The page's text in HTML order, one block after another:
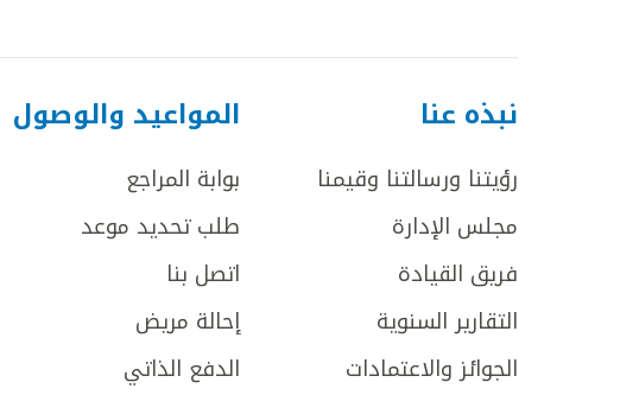
نبذه عنا
رؤيتنا ورسالتنا وقيمنا
مجلس الإدارة
فريق القيادة
التقارير السنوية
الجوائز والاعتمادات
المواعيد والوصول
بوابة المراجع
طلب تحديد موعد
اتصل بنا
إحالة مريض
الدفع الذاتي